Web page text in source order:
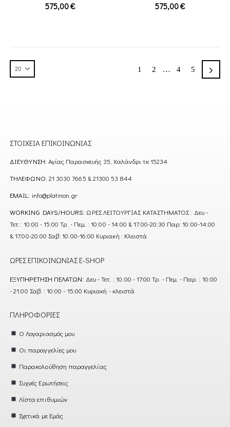
575,00€ 575,00€
1 2 … 4 5
ΣΤΟΙΧΕΊΑ ΕΠΙΚΟΙΝΩΝΊΑΣ
ΔΙΕΎΘΥΝΣΗ: Αγίας Παρασκευής 35, Χαλάνδρι τκ 15234
ΤΗΛΈΦΩΝΟ: 21 3030 7665 & 21300 53 844
EMAIL: info@platinon.gr
WORKING DAYS/HOURS: ΩΡΕΣ ΛΕΙΤΟΥΡΓΙΑΣ ΚΑΤΑΣΤΗΜΑΤΟΣ : Δευ -
Τετ.: 10:00 - 15:00 Τρ. - Πεμ. : 10:00 - 14:00 & 17:00-20:30 Παρ: 10:00-14:00
& 17:00-20:00 Σαβ: 10:00-16:00 Κυριακή : Κλειστά
ΏΡΕΣ ΕΠΙΚΟΙΝΩΝΊΑΣ E-SHOP
ΕΞΥΠΗΡΈΤΗΣΗ ΠΕΛΑΤΏΝ: Δευ - Τετ. : 10:00 - 17:00 Τρ. - Πεμ. - Παρ. : 10:00
- 21:00 Σαβ. : 10:00 - 15:00 Κυριακή - κλειστά
ΠΛΗΡΟΦΟΡΊΕΣ
Ο Λογαριασμός μου
Οι παραγγελίες μου
Παρακολούθηση παραγγελίας
Συχνές Ερωτήσεις
Λίστα επιθυμιών
Σχετικά με Εμάς